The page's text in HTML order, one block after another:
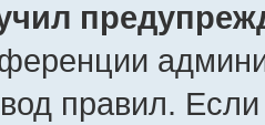
правил.